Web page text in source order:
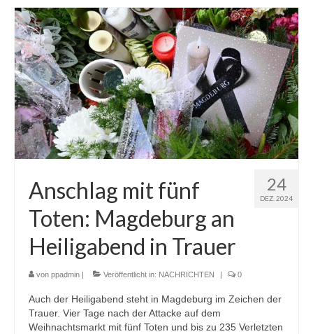
24
DEZ. 2024
Anschlag mit fünf
Toten: Magdeburg an
Heiligabend in Trauer
von ppadmin | Veröffentlicht in: NACHRICHTEN | 0
Auch der Heiligabend steht in Magdeburg im Zeichen der
Trauer. Vier Tage nach der Attacke auf dem
Weihnachtsmarkt mit fünf Toten und bis zu 235 Verletzten